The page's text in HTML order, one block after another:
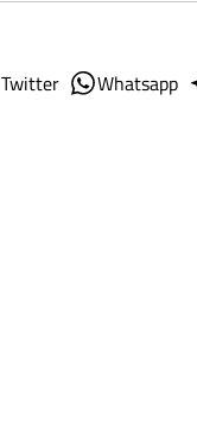
Twitter Whatsapp